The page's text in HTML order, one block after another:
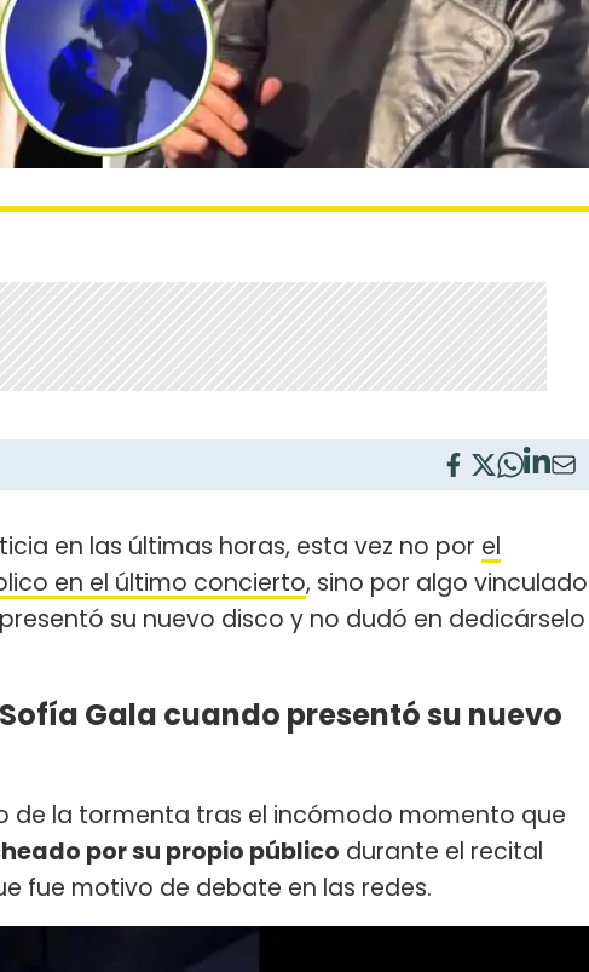
en las últimas horas, esta vez no por el
en el último concierto, sino por algo vinculado
su nuevo disco y no dudó en dedicárselo
Gala cuando presentó su nuevo
de la tormenta tras el incómodo momento que
por su propio público durante el recital
fue motivo de debate en las redes.